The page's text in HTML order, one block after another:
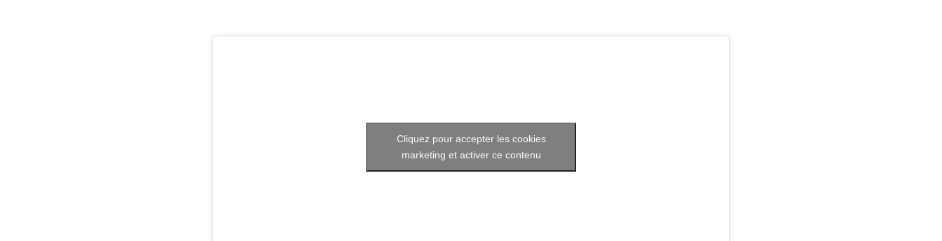
Cliquez pour accepter les cookies
marketing et activer ce contenu